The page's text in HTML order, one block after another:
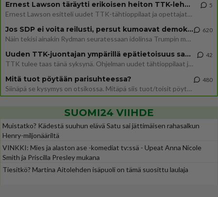
Ernest Lawson täräytti erikoisen heiton TTK-lehdistötilaisuudessa: " Onko tässä tarkoituksena...?"
Ernest Lawson esitteli uudet TTK-tähtioppilaat ja opettajat torstaina 6.8. lehdistölle. Tulevalla kaudella on yksi hausk
5
Jos SDP ei voita reilusti, persut kumoavat demokratian Suomesta
Näin tekisi ainakin Rydman seuratessaan idolinsa Trumpin mallia https://www.is.fi/politiikka/art-2000012187244.html
620
Uuden TTK-juontajan ympärillä epätietoisuus sakenee - Nyt MTV hämmentää soppaa
TTK tulee taas tänä syksynä. Ohjelman uudet tähtioppilaat julkistetaan torstaina 6. elokuuta klo 14 alkavassa lehdistö
42
Mitä tuot pöytään parisuhteessa?
Siinäpä se kysymys on otsikossa. Mitäpä siis tuot/toisit pöytään parisuhteessa? Oletko mies vai nainen? Koetko sen mitä
480
SUOMI24 VIIHDE
Muistatko? Kädestä suuhun elävä Satu sai jättimäisen rahasalkun
Henry-miljonääriltä
VINKKI: Mies ja alaston ase -komediat tv:ssä - Upeat Anna Nicole
Smith ja Priscilla Presley mukana
Tiesitkö? Martina Aitolehden isäpuoli on tämä suosittu laulaja